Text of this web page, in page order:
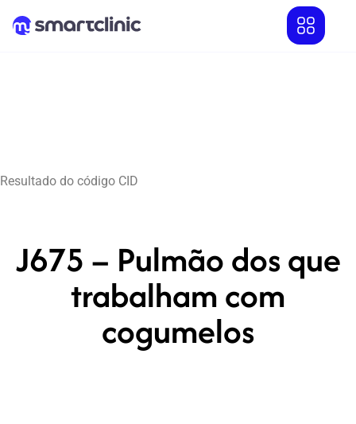
Resultado do código CID
J675 – Pulmão dos que
trabalham com
cogumelos